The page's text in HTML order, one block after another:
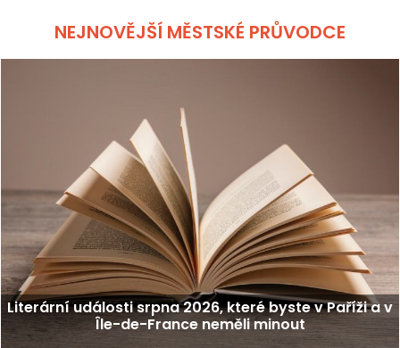
NEJNOVĚJŠÍ MĚSTSKÉ PRŮVODCE
Literární události srpna 2026, které byste v Paříži a v
Île-de-France neměli minout